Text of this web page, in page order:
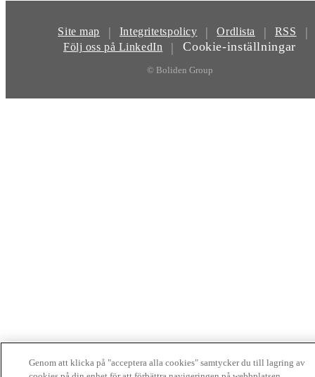
Site map | Integritetspolicy | Ordlista | RSS |
Följ oss på LinkedIn | Cookie-inställningar
© Boliden Group
Genom att klicka på "acceptera alla cookies" samtycker du till lagring av